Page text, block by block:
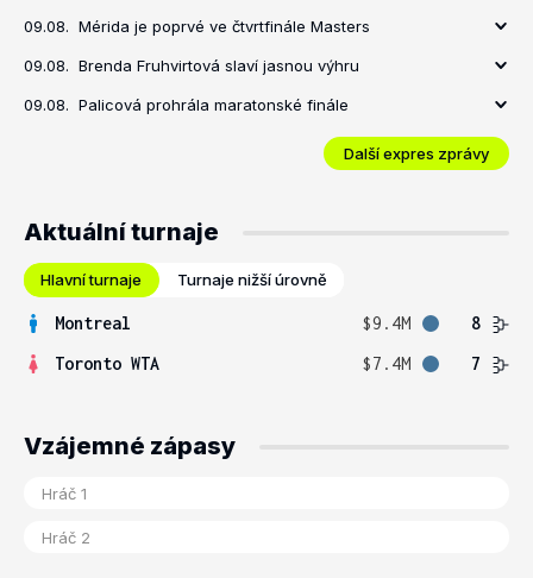
09.08. Mérida je poprvé ve čtvrtfinále Masters
09.08. Brenda Fruhvirtová slaví jasnou výhru
09.08. Palicová prohrála maratonské finále
Další expres zprávy
Aktuální turnaje
Hlavní turnaje Turnaje nižší úrovně
Montreal $9.4M
8
Toronto WTA
$7.4M 7
Vzájemné zápasy